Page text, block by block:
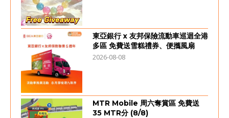
東亞銀行 x 友邦保險流動車巡迴全港
多區 免費送雪糕禮券、便攜風扇
2026-08-08
MTR Mobile 周六奪賞區 免費送
35 MTR分 (8/8)